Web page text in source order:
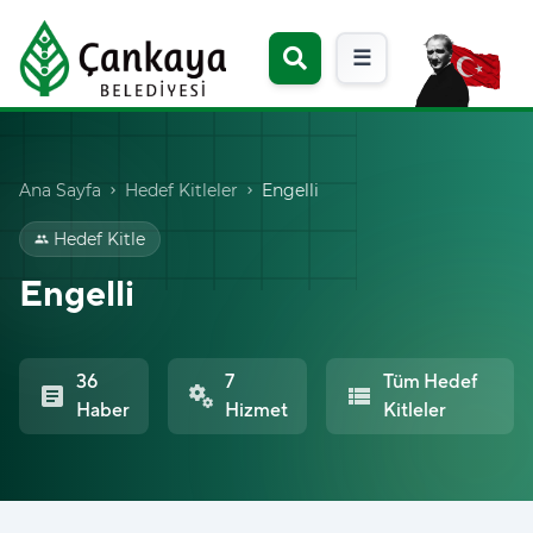
☰
Ana Sayfa chevron_right Hedef Kitleler chevron_right Engelli
group Hedef Kitle
Engelli
article
36
Haber
miscellaneous_services
7
Hizmet
view_list
Tüm Hedef
Kitleler